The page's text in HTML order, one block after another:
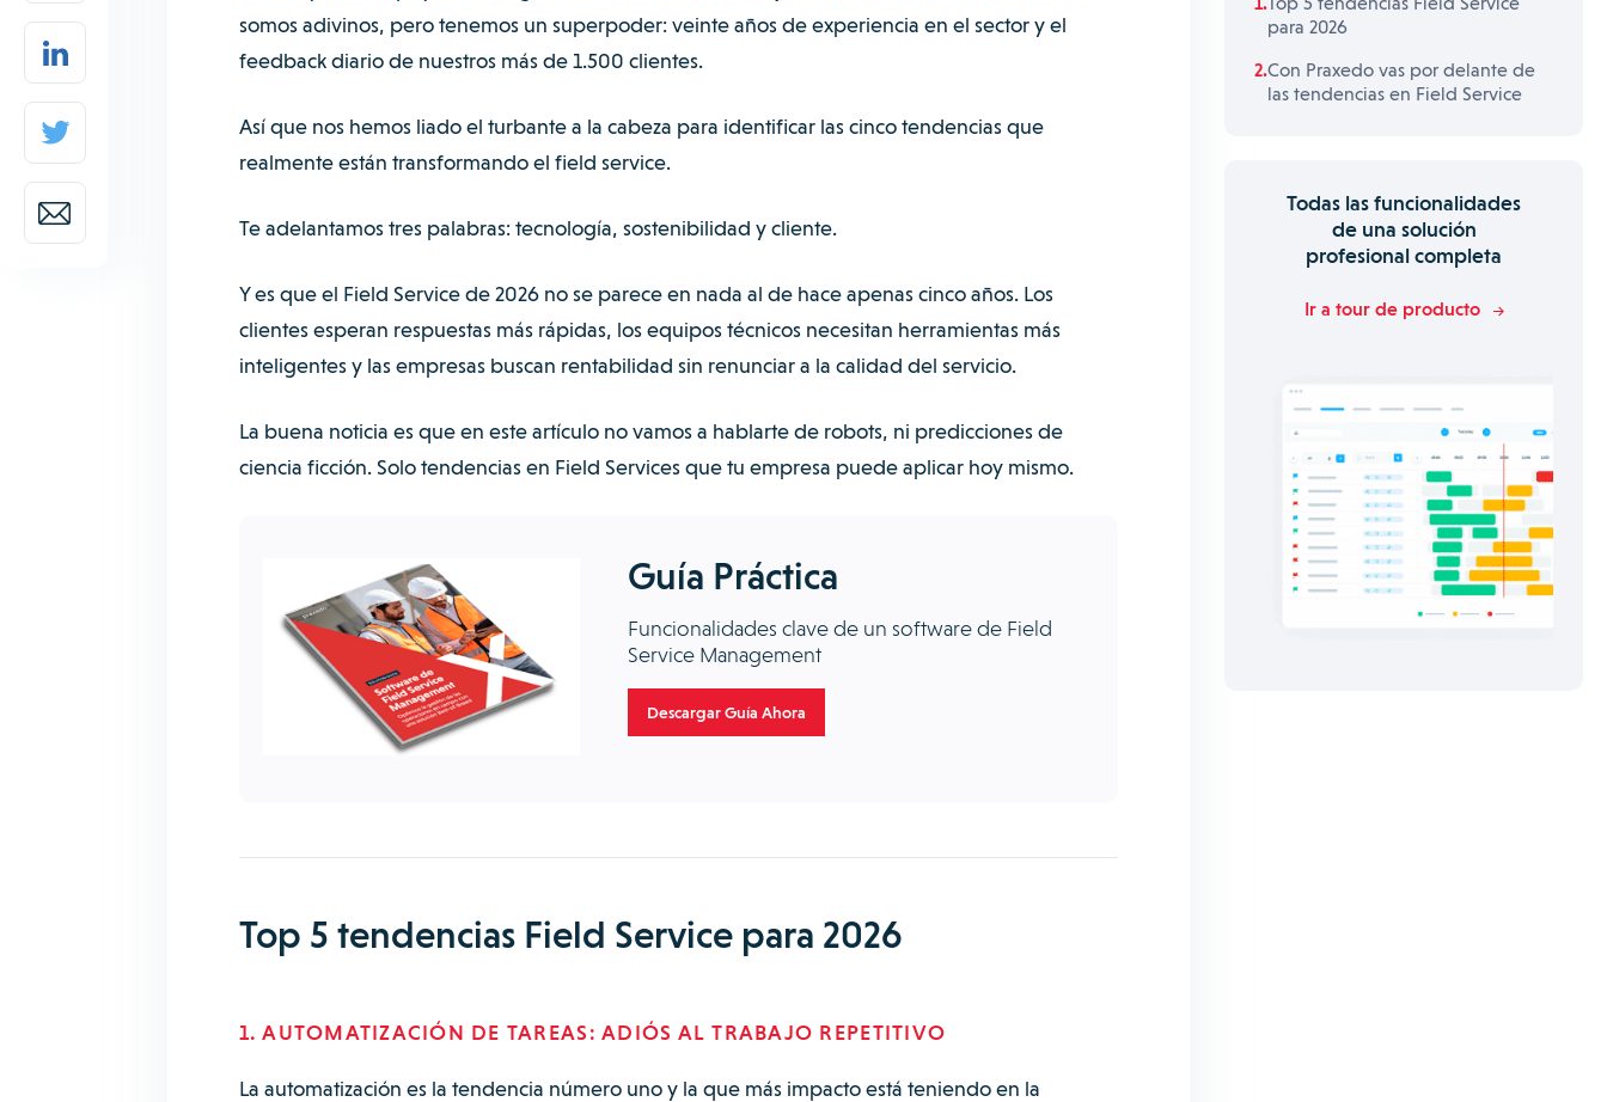
somos adivinos, pero tenemos un superpoder: veinte años de experiencia en el sector y el
feedback diario de nuestros más de 1.500 clientes.
Así que nos hemos liado el turbante a la cabeza para identificar las cinco tendencias que
realmente están transformando el field service.
Te adelantamos tres palabras: tecnología, sostenibilidad y cliente.
Y es que el Field Service de 2026 no se parece en nada al de hace apenas cinco años. Los
clientes esperan respuestas más rápidas, los equipos técnicos necesitan herramientas más
inteligentes y las empresas buscan rentabilidad sin renunciar a la calidad del servicio.
La buena noticia es que en este artículo no vamos a hablarte de robots, ni predicciones de
ciencia ficción. Solo tendencias en Field Services que tu empresa puede aplicar hoy mismo.
Guía Práctica
Funcionalidades clave de un software de Field
Service Management
Descargar Guía Ahora
Top 5 tendencias Field Service para 2026
1. AUTOMATIZACIÓN DE TAREAS: ADIÓS AL TRABAJO REPETITIVO
La automatización es la tendencia número uno y la que más impacto está teniendo en la
para 2026
Con Praxedo vas por delante de
las tendencias en Field Service
Todas las funcionalidades
de una solución
profesional completa
Ir a tour de producto